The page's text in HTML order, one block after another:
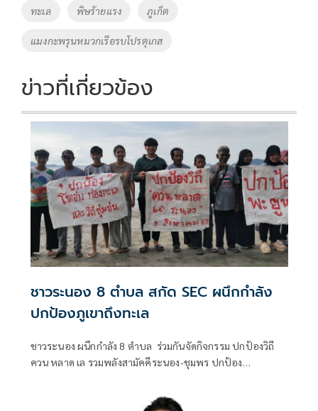
Tags
ทะเล พิษร้ายแรง ภูเก็ต
แมงกะพรุนหมวกเรือรบโปรตุเกส
ข่าวที่เกี่ยวข้อง
ชาวระนอง 8 ตำบล สกัด SEC ผนึกกำลัง
ปกป้องภูเขาถึงทะเล
ชาวระนอง ผนึกกำลัง 8 ตำบล ร่วมกันจัดกิจกรรม ปกป้องวิถี
ควน หลาด เล รวมพลังสามัคคีระนอง-ชุมพร ปกป้อง
รัฐ แลนด์บริดจ์ - หยุด SEC ที่ทำลายทรัพยากรธรรมชาติ